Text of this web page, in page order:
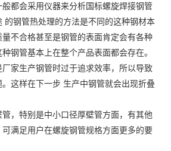
都会采用仪器来分析国标螺旋焊接钢管
的钢管热处理的方法是不同的这种钢材本
不合格甚至是钢管的表面肯定会有各种
钢管基本上在整个产品表面都会存在。
家生产钢管时过于追求效率，所以导致
这样在下一步 生产中钢管就会出现折叠
，特别是中小口径厚壁管方面，有其他
满足用户在螺旋钢管规格方面更多的要